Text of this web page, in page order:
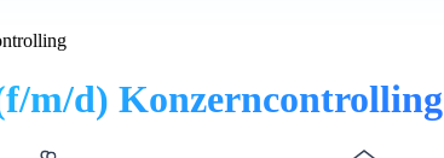
m/d) Konzerncontrolling